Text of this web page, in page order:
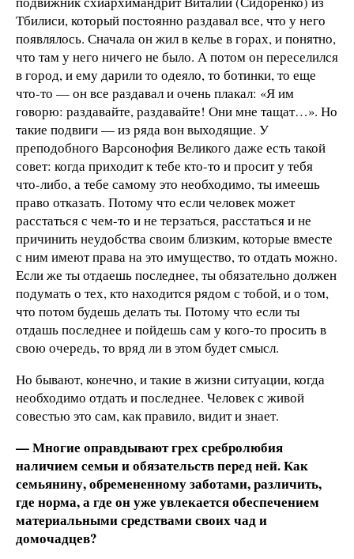
Тбилиси, который постоянно раздавал все, что у него
появлялось. Сначала он жил в келье в горах, и понятно,
что там у него ничего не было. А потом он переселился
в город, и ему дарили то одеяло, то ботинки, то еще
что-то — он все раздавал и очень плакал: «Я им
говорю: раздавайте, раздавайте! Они мне тащат…». Но
такие подвиги — из ряда вон выходящие. У
преподобного Варсонофия Великого даже есть такой
совет: когда приходит к тебе кто-то и просит у тебя
что-либо, а тебе самому это необходимо, ты имеешь
право отказать. Потому что если человек может
расстаться с чем-то и не терзаться, расстаться и не
причинить неудобства своим близким, которые вместе
с ним имеют права на это имущество, то отдать можно.
Если же ты отдаешь последнее, ты обязательно должен
подумать о тех, кто находится рядом с тобой, и о том,
что потом будешь делать ты. Потому что если ты
отдашь последнее и пойдешь сам у кого-то просить в
свою очередь, то вряд ли в этом будет смысл.
Но бывают, конечно, и такие в жизни ситуации, когда
необходимо отдать и последнее. Человек с живой
совестью это сам, как правило, видит и знает.
— Многие оправдывают грех сребролюбия
наличием семьи и обязательств перед ней. Как
семьянину, обремененному заботами, различить,
где норма, а где он уже увлекается обеспечением
материальными средствами своих чад и
домочадцев?